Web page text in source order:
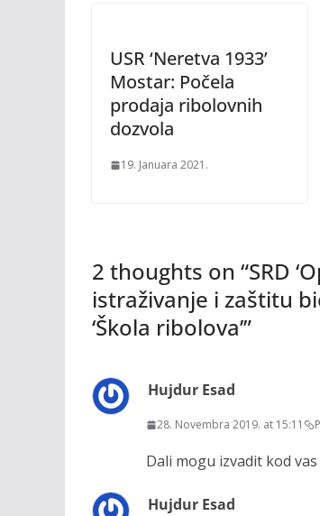
USR ‘Neretva 1933’
Mostar: Počela
prodaja ribolovnih
dozvola
19. Januara 2021.
2 thoughts on “SRD
istraživanje i zaštitu
‘Škola ribolova’”
Hujdur Esad
28. Novembra 2019. at 15:11
Dali mogu izvadit kod
Hujdur Esad